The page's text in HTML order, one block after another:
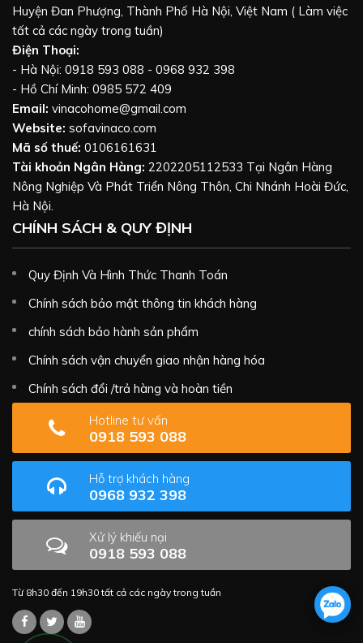
Huyện Đan Phượng, Thành Phố Hà Nội, Việt Nam ( Làm việc
tất cả các ngày trong tuần)
Điện Thoại:
- Hà Nội: 0918 593 088 - 0968 932 398
- Hồ Chí Minh: 0985 572 409
Email: vinacohome@gmail.com
Website: sofavinaco.com
Mã số thuế: 0106161631
Tài khoản Ngân Hàng: 2202205112533 Tại Ngân Hàng
Nông Nghiệp Và Phát Triển Nông Thôn, Chi Nhánh Hoài Đức,
Hà Nội.
CHÍNH SÁCH & QUY ĐỊNH
Quy Định Và Hình Thức Thanh Toán
Chính sách bảo mật thông tin khách hàng
chính sách bảo hành sản phẩm
Chính sách vận chuyển giao nhận hàng hóa
Chính sách đổi /trả hàng và hoàn tiền
Hotline tư vấn
0918 593 088
Hỗ trợ khách hàng
0968 932 398
Xử lý khiếu nại
0918 593 088
Từ 8h30 đến 19h30 tất cả các ngày trong tuần